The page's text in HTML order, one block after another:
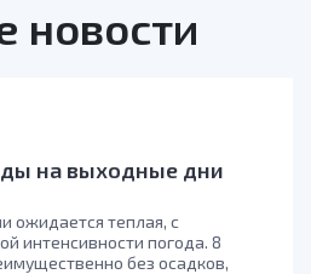
новости
на выходные дни
ожидается теплая, с
интенсивности погода. 8
без осадков,